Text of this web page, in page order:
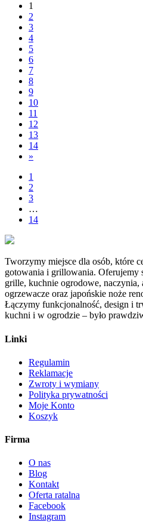
1
2
3
4
5
6
7
8
9
10
11
12
13
14
»
1
2
3
…
14
Tworzymy miejsce dla osób, które
gotowania i grillowania. Oferujemy
grille, kuchnie ogrodowe, naczynia,
ogrzewacze oraz japońskie noże
Łączymy funkcjonalność, design i
kuchni i w ogrodzie – było
Linki
Regulamin
Reklamacje
Zwroty i wymiany
Polityka prywatności
Moje Konto
Koszyk
Firma
O nas
Blog
Kontakt
Oferta ratalna
Facebook
Instagram